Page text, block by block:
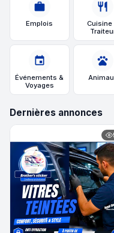
work
Emplois
restaurant
Cuisine
event
Événements &
Voyages
pets
Dernières annonces